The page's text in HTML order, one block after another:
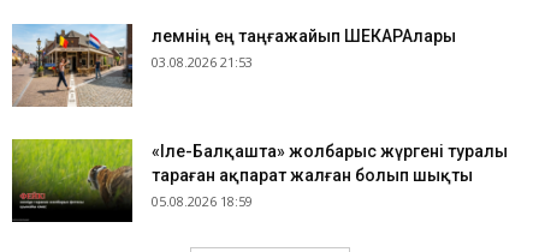
​Әлемнің ең таңғажайып ШЕКАРАлары
03.08.2026 21:53
«Іле-Балқашта» жолбарыс жүргені туралы
тараған ақпарат жалған болып шықты
05.08.2026 18:59